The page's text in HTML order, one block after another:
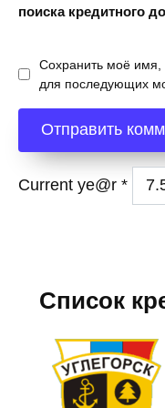
поиска кредитного
Сохранить моё имя,
для последующих
Current ye@r *
Список